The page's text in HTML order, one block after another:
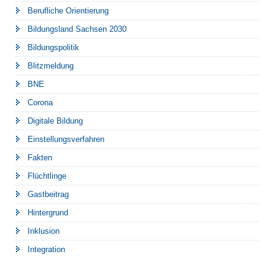
Berufliche Orientierung
Bildungsland Sachsen 2030
Bildungspolitik
Blitzmeldung
BNE
Corona
Digitale Bildung
Einstellungsverfahren
Fakten
Flüchtlinge
Gastbeitrag
Hintergrund
Inklusion
Integration